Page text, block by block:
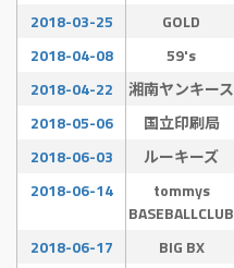
2018-03-25 GOLD
2018-04-08
59's
2018-04-22
湘南ヤンキース
2018-05-06
国立印刷局
2018-06-03
ルーキーズ
2018-06-14
tommys
BASEBALLCLUB
2018-06-17 BIG BX